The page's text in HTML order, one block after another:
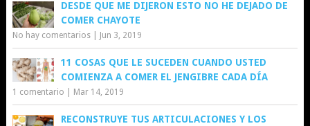
DESDE QUE ME DIJERON ESTO NO HE DEJADO DE
COMER CHAYOTE
No hay comentarios| Jun 3, 2019
11 COSAS QUE LE SUCEDEN CUANDO USTED
COMIENZA A COMER EL JENGIBRE CADA DÍA
1 comentario Mar 14, 2019
RECONSTRUYE TUS ARTICULACIONES Y LOS